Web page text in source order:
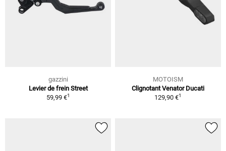
gazzini
Levier de frein Street
59,99 €1
MOTOISM
Clignotant Venator Ducati
129,90 €1